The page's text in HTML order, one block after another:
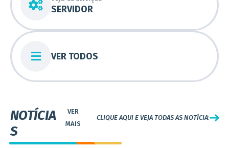
SERVIDOR
VER TODOS
NOTÍCIA
S
CLIQUE AQUI E VEJA TODAS AS NOTÍCIAS